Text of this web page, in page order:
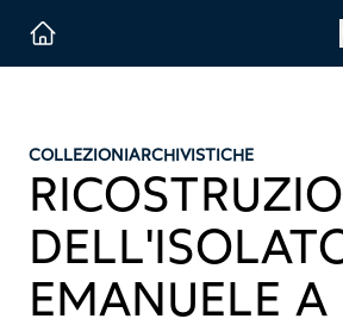
COLLEZIONIARCHIVISTICHE
EMANUELE A